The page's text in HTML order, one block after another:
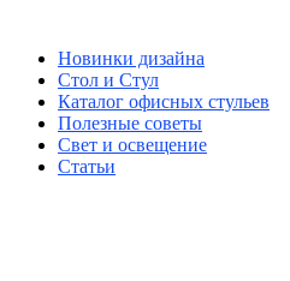
Новинки дизайна
Стол и Стул
Каталог офисных стульев
Полезные советы
Свет и освещение
Статьи